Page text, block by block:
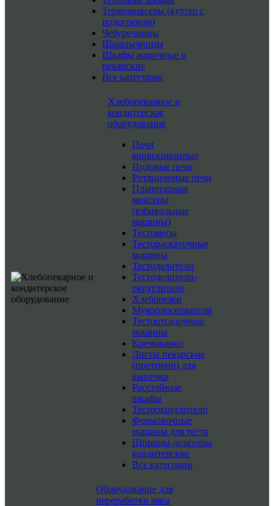
Термомиксеры (куттер с
подогревом)
Чебуречницы
Шашлычницы
Шкафы жарочные и
пекарские
Все категории
Хлебопекарное и
кондитерское
оборудование
Печи
конвекционные
Подовые печи
Ротационные печи
Планетарные
миксеры
(взбивальные
машины)
Тестомесы
Тестораскаточные
машины
Тестоделители
Тестоделители-
округлители
Хлеборезки
Мукопросеиватели
Тестоотсадочные
машины
Кремоварки
Листы пекарские
(противни) для
выпечки
Расстойные
шкафы
Тестоокруглители
Формовочные
машины для теста
Шприцы-дозаторы
кондитерские
Все категории
Оборудование для
переработки мяса